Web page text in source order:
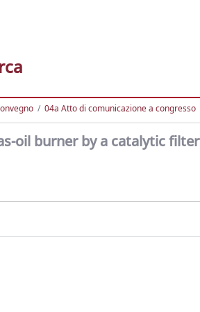
04a Atto di comunicazione a congresso
oil burner by a catalytic filter